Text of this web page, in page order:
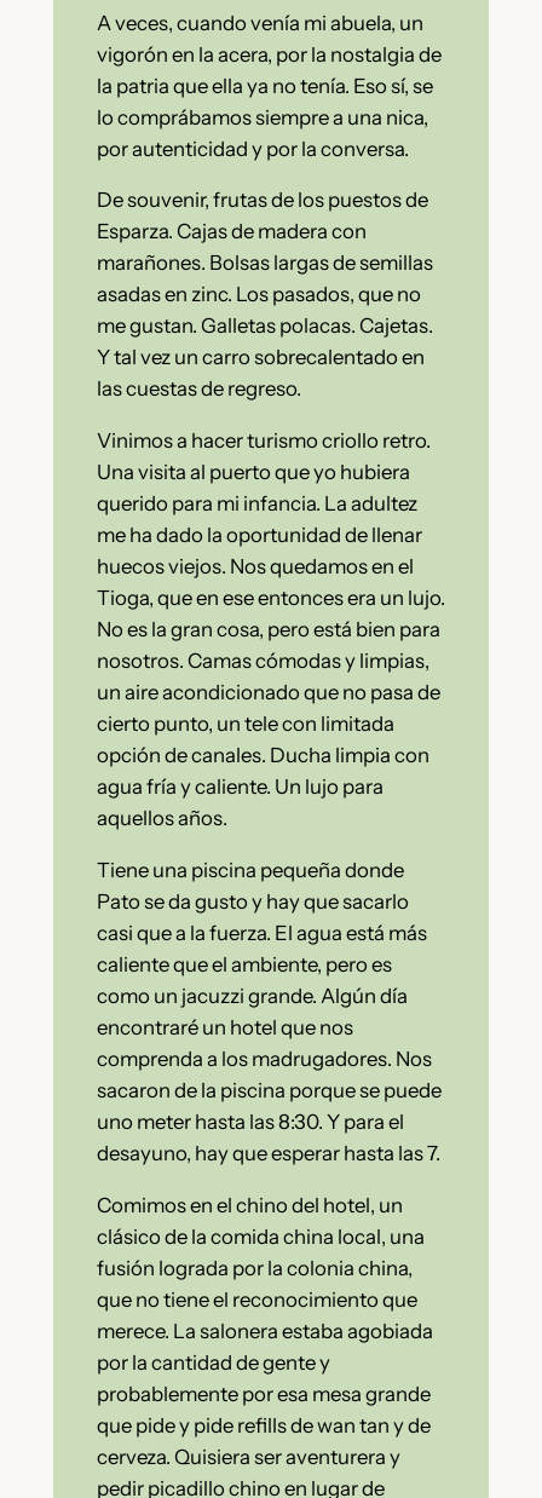
A veces, cuando venía mi abuela, un
vigorón en la acera, por la nostalgia de
la patria que ella ya no tenía. Eso sí, se
lo comprábamos siempre a una nica,
por autenticidad y por la conversa.
De souvenir, frutas de los puestos de
Esparza. Cajas de madera con
marañones. Bolsas largas de semillas
asadas en zinc. Los pasados, que no
me gustan. Galletas polacas. Cajetas.
Y tal vez un carro sobrecalentado en
las cuestas de regreso.
Vinimos a hacer turismo criollo retro.
Una visita al puerto que yo hubiera
querido para mi infancia. La adultez
me ha dado la oportunidad de llenar
huecos viejos. Nos quedamos en el
Tioga, que en ese entonces era un lujo.
No es la gran cosa, pero está bien para
nosotros. Camas cómodas y limpias,
un aire acondicionado que no pasa de
cierto punto, un tele con limitada
opción de canales. Ducha limpia con
agua fría y caliente. Un lujo para
aquellos años.
Tiene una piscina pequeña donde
Pato se da gusto y hay que sacarlo
casi que a la fuerza. El agua está más
caliente que el ambiente, pero es
como un jacuzzi grande. Algún día
encontraré un hotel que nos
comprenda a los madrugadores. Nos
sacaron de la piscina porque se puede
uno meter hasta las 8:30. Y para el
desayuno, hay que esperar hasta las 7.
Comimos en el chino del hotel, un
clásico de la comida china local, una
fusión lograda por la colonia china,
que no tiene el reconocimiento que
merece. La salonera estaba agobiada
por la cantidad de gente y
probablemente por esa mesa grande
que pide y pide refills de wan tan y de
cerveza. Quisiera ser aventurera y
pedir picadillo chino en lugar de